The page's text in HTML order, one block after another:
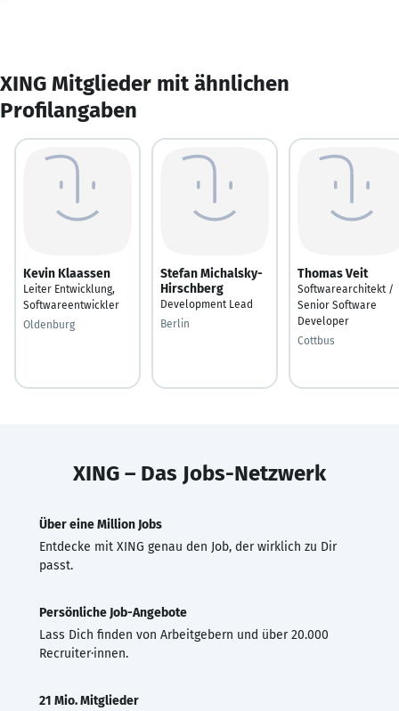
XING Mitglieder mit ähnlichen
Profilangaben
Kevin Klaassen
Leiter Entwicklung,
Softwareentwickler
Oldenburg
Stefan Michalsky-
Hirschberg
Development Lead
Berlin
Thomas Veit
Softwarearchitekt /
Senior Software
Developer
Cottbus
XING – Das Jobs-Netzwerk
Über eine Million Jobs
Entdecke mit XING genau den Job, der wirklich zu Dir
passt.
Persönliche Job-Angebote
Lass Dich finden von Arbeitgebern und über 20.000
Recruiter·innen.
21 Mio. Mitglieder